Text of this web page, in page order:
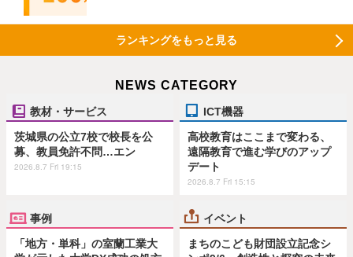
ランキングをもっと見る
NEWS CATEGORY
教材・サービス
茨城県の公立7校で校長を公
募、教員免許不問…エン
2026.8.7 Fri 19:15
ICT機器
高校教育はここまで変わる、
遠隔教育で進む学びのアップ
デート
2026.8.7 Fri 15:15
事例
「地方・単科」の室蘭工業大
イベント
まちのこども財団設立記念シ